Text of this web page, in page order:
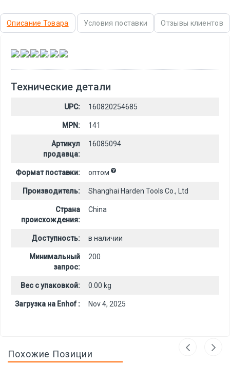
Описание Товара Условия поставки Отзывы клиентов
, , , , ,
Технические детали
UPC: 160820254685
MPN: 141
Артикул
продавца:
16085094
Формат поставки: оптом
Производитель: Shanghai Harden Tools Co., Ltd
Страна
происхождения:
China
Доступность: в наличии
Минимальный
запрос:
200
Вес с упаковкой: 0.00 kg
Загрузка на Enhof : Nov 4, 2025
Похожие Позиции